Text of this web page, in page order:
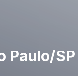
Paulo/SP